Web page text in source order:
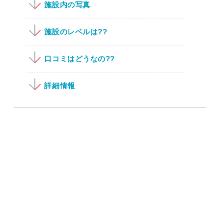
施設内の写真
施設のレベルは??
口コミはどうなの??
詳細情報